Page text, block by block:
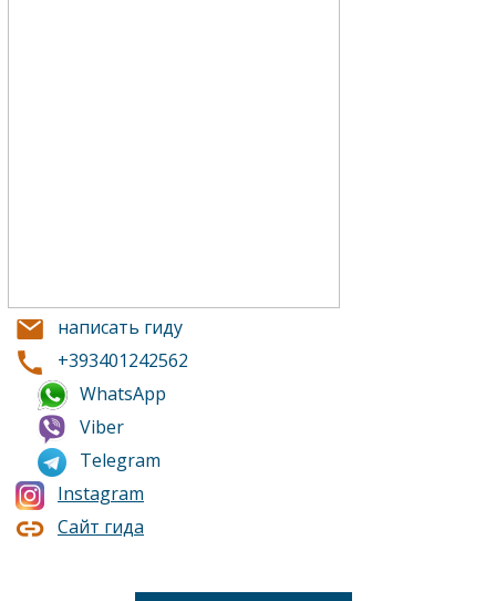
написать гиду
+393401242562
WhatsApp
Viber
Telegram
Instagram
Сайт гида